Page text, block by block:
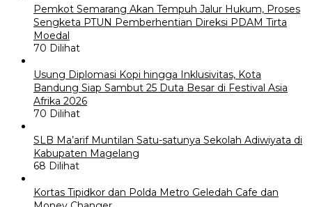
Pemkot Semarang Akan Tempuh Jalur Hukum, Proses
Sengketa PTUN Pemberhentian Direksi PDAM Tirta
Moedal
70 Dilihat
Usung Diplomasi Kopi hingga Inklusivitas, Kota
Bandung Siap Sambut 25 Duta Besar di Festival Asia
Afrika 2026
70 Dilihat
SLB Ma’arif Muntilan Satu-satunya Sekolah Adiwiyata di
Kabupaten Magelang
68 Dilihat
Kortas Tipidkor dan Polda Metro Geledah Cafe dan